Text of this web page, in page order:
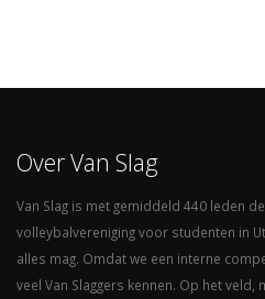
Over Van Slag
Van Slag is met gemiddeld 440 leden
volleybalvereniging voor studenten in
alles mag. Omdat we een interne
veel Van Slaggers kennen. Op het veld,